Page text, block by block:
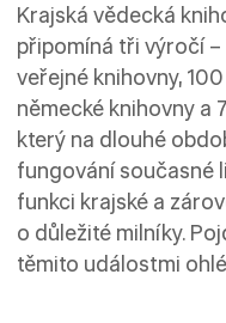
Krajská vědecká
připomíná tři výročí
veřejné knihovny,
německé knihovny a
který na dlouhé
fungování současné
funkci krajské a
o důležité milníky.
těmito událostmi